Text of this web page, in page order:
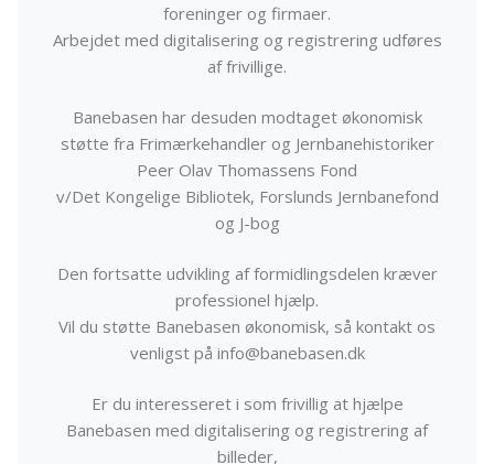
foreninger og firmaer.
Arbejdet med digitalisering og registrering udføres
af frivillige.
Banebasen har desuden modtaget økonomisk
støtte fra Frimærkehandler og Jernbanehistoriker
Peer Olav Thomassens Fond
v/Det Kongelige Bibliotek, Forslunds Jernbanefond
og J-bog
Den fortsatte udvikling af formidlingsdelen kræver
professionel hjælp.
Vil du støtte Banebasen økonomisk, så kontakt os
venligst på info@banebasen.dk
Er du interesseret i som frivillig at hjælpe
Banebasen med digitalisering og registrering af
billeder,